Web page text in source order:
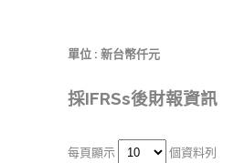
單位 : 新台幣仟元
採IFRSs後財報資訊
每頁顯示 個資料列